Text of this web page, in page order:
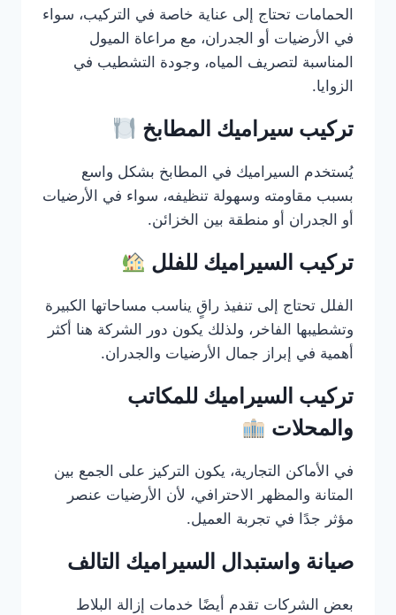
الحمامات تحتاج إلى عناية خاصة في التركيب، سواء
في الأرضيات أو الجدران، مع مراعاة الميول
المناسبة لتصريف المياه، وجودة التشطيب في
الزوايا.
تركيب سيراميك المطابخ
يُستخدم السيراميك في المطابخ بشكل واسع
بسبب مقاومته وسهولة تنظيفه، سواء في الأرضيات
أو الجدران أو منطقة بين الخزائن.
تركيب السيراميك للفلل
الفلل تحتاج إلى تنفيذ راقٍ يناسب مساحاتها الكبيرة
وتشطيبها الفاخر، ولذلك يكون دور الشركة هنا أكثر
أهمية في إبراز جمال الأرضيات والجدران.
تركيب السيراميك للمكاتب
والمحلات
في الأماكن التجارية، يكون التركيز على الجمع بين
المتانة والمظهر الاحترافي، لأن الأرضيات عنصر
مؤثر جدًا في تجربة العميل.
صيانة واستبدال السيراميك التالف
بعض الشركات تقدم أيضًا خدمات إزالة البلاط